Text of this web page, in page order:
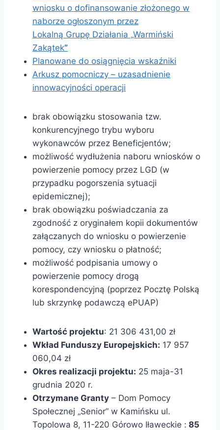
wniosku o dofinansowanie złożonego w
naborze ogłoszonym przez
Lokalną Grupę Działania „Warmiński
Zakątek”
Planowane do osiągnięcia wskaźniki
Arkusz pomocniczy – uzasadnienie
innowacyjności operacji
brak obowiązku stosowania tzw.
konkurencyjnego trybu wyboru
wykonawców przez Beneficjentów;
możliwość wydłużenia naboru wniosków o
powierzenie pomocy przez LGD (w
przypadku pogorszenia sytuacji
epidemicznej);
brak obowiązku poświadczania za
zgodność z oryginałem kopii dokumentów
załączanych do wniosku o powierzenie
pomocy, czy wniosku o płatność;
możliwość podpisania umowy o
powierzenie pomocy drogą
korespondencyjną (poprzez Pocztę Polską
lub skrzynkę podawczą ePUAP)
Wartość projektu: 21 306 431,00 zł
Wkład Funduszy Europejskich: 17 957
060,04 zł
Okres realizacji projektu: 25 maja-31
grudnia 2020 r.
Otrzymane Granty – Dom Pomocy
Społecznej „Senior” w Kamińsku ul.
Topolowa 8, 11-220 Górowo Iławeckie : 85